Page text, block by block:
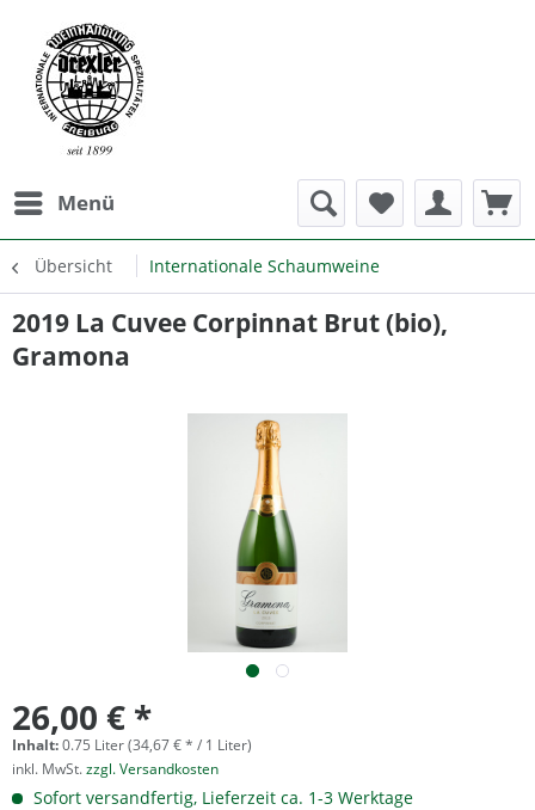
Menü
Übersicht Internationale Schaumweine
2019 La Cuvee Corpinnat Brut (bio),
Gramona
26,00 € *
Inhalt:0.75 Liter (34,67 € * / 1 Liter)
inkl. MwSt.zzgl. Versandkosten
Sofort versandfertig, Lieferzeit ca. 1-3 Werktage